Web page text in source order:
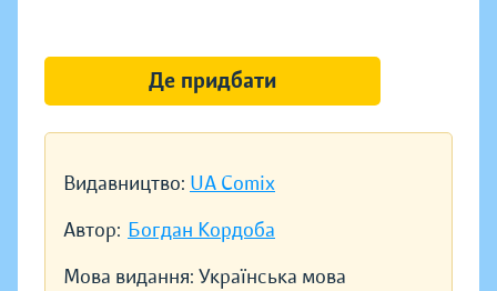
Видавництво: UA Comix
Автор: Богдан Кордоба
Мова видання: Українська мова
Де придбати